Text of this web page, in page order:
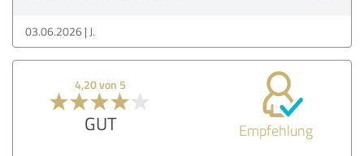
03.06.2026 J.
4,20 von 5
GUT Empfehlung